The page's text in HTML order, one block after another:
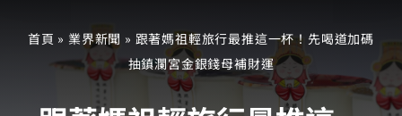
首頁 » 業界新聞 » 跟著媽祖輕旅行最推這一杯！先喝道加碼
抽鎮瀾宮金銀錢母補財運